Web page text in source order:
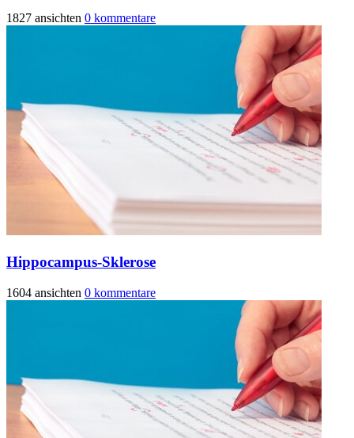
1827 ansichten 0 kommentare
Hippocampus-Sklerose
1604 ansichten 0 kommentare